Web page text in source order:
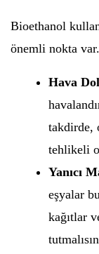
Bioethanol
önemli nokta
Hava
takdirde,
tehlikeli
Yanıcı
eşyalar
kağıtlar